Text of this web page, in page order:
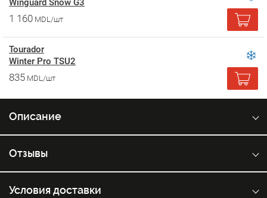
Winguard Snow G3
1 160 MDL/шт
Tourador
Winter Pro TSU2
835 MDL/шт
Описание
Отзывы
Условия доставки